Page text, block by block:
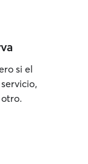
si el